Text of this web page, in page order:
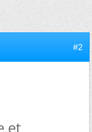
#2
et